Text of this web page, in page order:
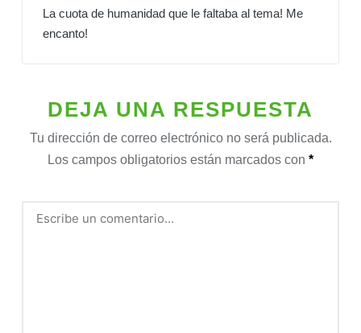
La cuota de humanidad que le faltaba al tema! Me
encanto!
DEJA UNA RESPUESTA
Tu dirección de correo electrónico no será publicada.
Los campos obligatorios están marcados con *